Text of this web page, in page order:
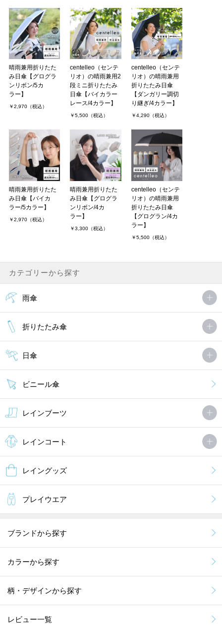
晴雨兼用折りたた
み日傘【グログラ
ンリボン/5カ
ラー】
￥2,970（税込）
centelleo（センテ
リオ）の晴雨兼用2
段ミニ折りたたみ
日傘【バイカラー
レース/4カラー】
￥5,500（税込）
centelleo（センテ
リオ）の晴雨兼用
折りたたみ日傘
【ダンガリー調切
り継ぎ/4カラー】
￥4,290（税込）
晴雨兼用折りたた
み日傘【バイカ
ラー/5カラー】
￥2,970（税込）
晴雨兼用折りたた
み日傘【グログラ
ンリボン/4カ
ラー】
￥3,300（税込）
centelleo（センテ
リオ）の晴雨兼用
折りたたみ日傘
【グログラン/4カ
ラー】
￥5,500（税込）
カテゴリーから探す
雨傘
折りたたみ傘
日傘
ビニール傘
レインブーツ
レインコート
レイングッズ
プレイウエア
ブランドから探す
カラーから探す
柄・デザインから探す
レビュー一覧